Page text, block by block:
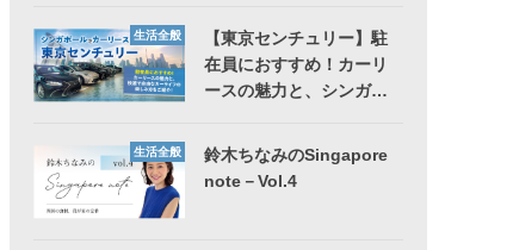
生活全般
【東京センチュリー】駐
在員におすすめ！カーリ
ースの魅力と、シンガ…
生活全般
鈴木ちなみのSingapore
note－Vol.4